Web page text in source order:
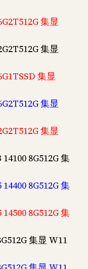
集显
集显
集显
集显
集显
8G512G 集
8G512G 集
8G512G 集
集显 W11